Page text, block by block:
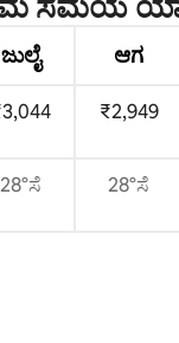
ಜುಲೈ ಆಗ
₹2,949
28°ಸೆ 28°ಸೆ